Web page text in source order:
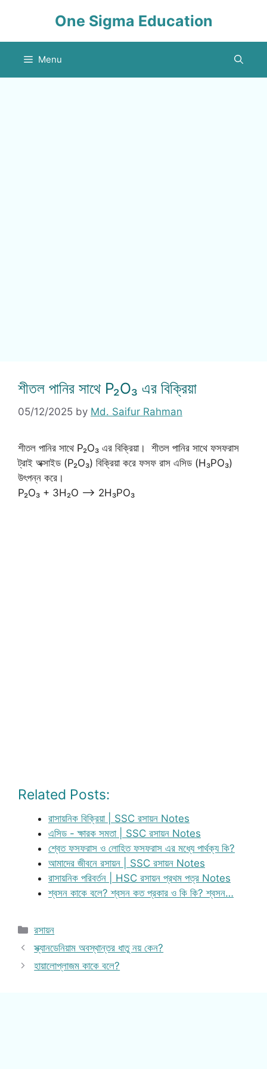
One Sigma Education
Menu
শীতল পানির সাথে P₂O₃ এর বিক্রিয়া
05/12/2025 by Md. Saifur Rahman
শীতল পানির সাথে P₂O₃ এর বিক্রিয়া। শীতল পানির সাথে ফসফরাস
ট্রাই অক্সাইড (P₂O₃) বিক্রিয়া করে ফসফ রাস এসিড (H₃PO₃)
উৎপন্ন করে।
P₂O₃ + 3H₂O —-> 2H₃PO₃
Related Posts:
রাসায়নিক বিক্রিয়া | SSC রসায়ন Notes
এসিড - ক্ষারক সমতা | SSC রসায়ন Notes
শ্বেত ফসফরাস ও লোহিত ফসফরাস এর মধ্যে পার্থক্য কি?
আমাদের জীবনে রসায়ন | SSC রসায়ন Notes
রাসায়নিক পরিবর্তন | HSC রসায়ন প্রথম পত্র Notes
শ্বসন কাকে বলে? শ্বসন কত প্রকার ও কি কি? শ্বসন…
Categories
রসায়ন
স্ক্যানডেনিয়াম অবস্থান্তর ধাতু নয় কেন?
হায়ালোপ্লাজম কাকে বলে?